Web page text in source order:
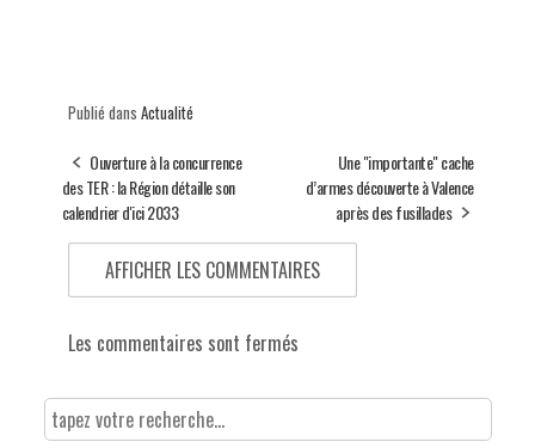
Publié dans Actualité
Ouverture à la concurrence
des TER : la Région détaille son
calendrier d'ici 2033
Une "importante" cache
d’armes découverte à Valence
après des fusillades
AFFICHER LES COMMENTAIRES
Les commentaires sont fermés